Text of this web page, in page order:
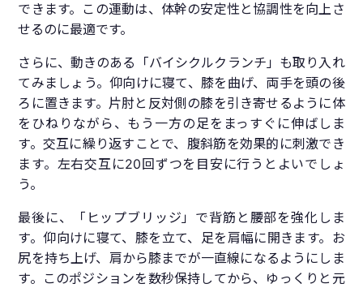
できます。この運動は、体幹の安定性と協調性を向上さ
せるのに最適です。
さらに、動きのある「バイシクルクランチ」も取り入れ
てみましょう。仰向けに寝て、膝を曲げ、両手を頭の後
ろに置きます。片肘と反対側の膝を引き寄せるように体
をひねりながら、もう一方の足をまっすぐに伸ばしま
す。交互に繰り返すことで、腹斜筋を効果的に刺激でき
ます。左右交互に20回ずつを目安に行うとよいでしょ
う。
最後に、「ヒップブリッジ」で背筋と腰部を強化しま
す。仰向けに寝て、膝を立て、足を肩幅に開きます。お
尻を持ち上げ、肩から膝までが一直線になるようにしま
す。このポジションを数秒保持してから、ゆっくりと元